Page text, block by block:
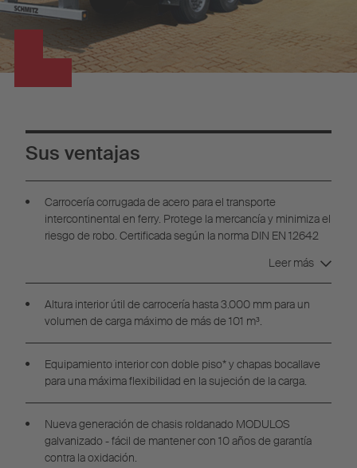
Sus ventajas
Carrocería corrugada de acero para el transporte
intercontinental en ferry. Protege la mercancía y minimiza el
riesgo de robo. Certificada según la norma DIN EN 12642
Leer más
Altura interior útil de carrocería hasta 3.000 mm para un
volumen de carga máximo de más de 101 m³.
Equipamiento interior con doble piso* y chapas bocallave
para una máxima flexibilidad en la sujeción de la carga.
Nueva generación de chasis roldanado MODULOS
galvanizado - fácil de mantener con 10 años de garantía
contra la oxidación.